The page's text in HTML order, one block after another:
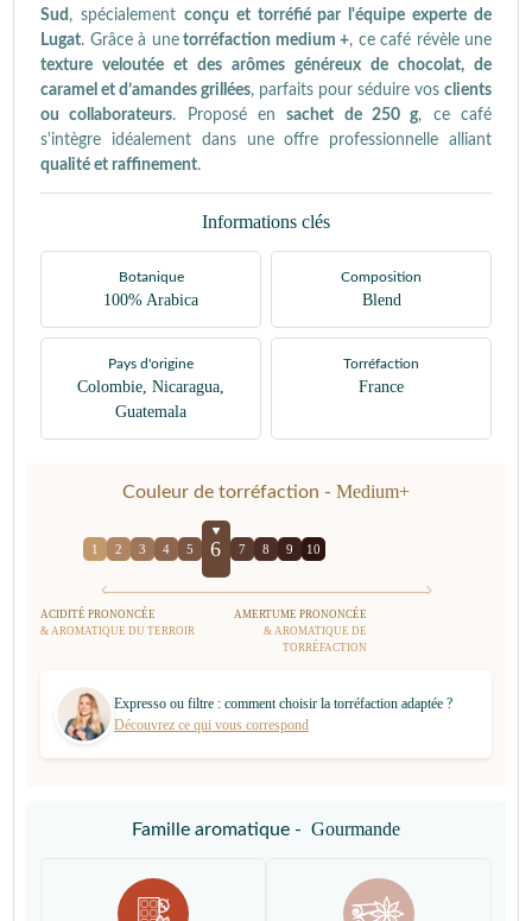
Sud , spécialement conçu et torréfié par l'équipe experte de
Lugat. Grâce à unetorréfaction medium +, ce café révèle une
texture veloutée et des arômes généreux de chocolat, de
caramel et d’amandes grillées, parfaits pour séduire vos clients
ou collaborateurs. Proposé ensachet de 250 g, ce café
s'intègre idéalement dans une offre professionnelle alliant
qualité et raffinement.
Informations clés
Botanique
100% Arabica
Composition
Blend
Pays d'origine
Colombie, Nicaragua,
Guatemala
Torréfaction
France
Couleur de torréfaction - Medium+
1 2 3 4 5 6 7 8 9 10
ACIDITÉ PRONONCÉE
& AROMATIQUE DU TERROIR
AMERTUME PRONONCÉE
& AROMATIQUE DE
TORRÉFACTION
Expresso ou filtre : comment choisir la torréfaction adaptée ?
Découvrez ce qui vous correspond
Famille aromatique - Gourmande